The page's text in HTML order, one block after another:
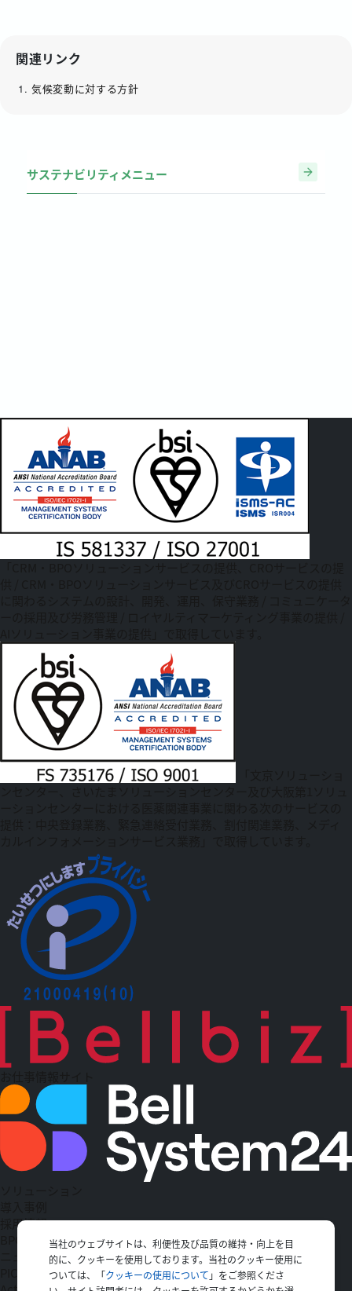
サステナビリティメニュー
関連リンク
気候変動に対する方針
当社のウェブサイトは、利便性及び品質の維持・向上を目
的に、クッキーを使用しております。当社のクッキー使用に
ついては、「クッキーの使用について 」をご参照くださ
採用情報
ニュース一覧